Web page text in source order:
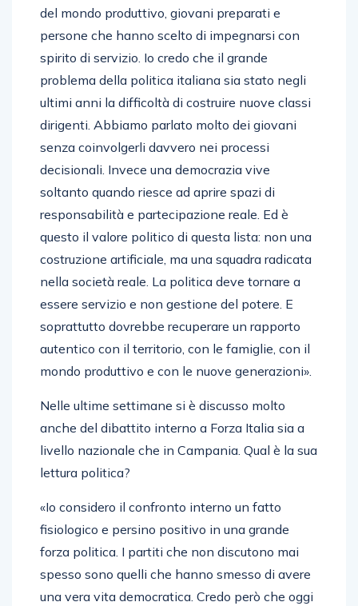
del mondo produttivo, giovani preparati e
persone che hanno scelto di impegnarsi con
spirito di servizio. Io credo che il grande
problema della politica italiana sia stato negli
ultimi anni la difficoltà di costruire nuove classi
dirigenti. Abbiamo parlato molto dei giovani
senza coinvolgerli davvero nei processi
decisionali. Invece una democrazia vive
soltanto quando riesce ad aprire spazi di
responsabilità e partecipazione reale. Ed è
questo il valore politico di questa lista: non una
costruzione artificiale, ma una squadra radicata
nella società reale. La politica deve tornare a
essere servizio e non gestione del potere. E
soprattutto dovrebbe recuperare un rapporto
autentico con il territorio, con le famiglie, con il
mondo produttivo e con le nuove generazioni».
Nelle ultime settimane si è discusso molto
anche del dibattito interno a Forza Italia sia a
livello nazionale che in Campania. Qual è la sua
lettura politica?
«Io considero il confronto interno un fatto
fisiologico e persino positivo in una grande
forza politica. I partiti che non discutono mai
spesso sono quelli che hanno smesso di avere
una vera vita democratica. Credo però che oggi